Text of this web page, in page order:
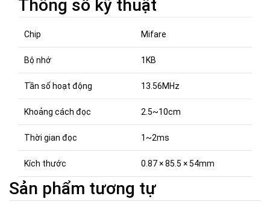
Thông số kỹ thuật
Chip Mifare
Bộ nhớ 1KB
Tần số hoạt động 13.56MHz
Khoảng cách đọc 2.5~10cm
Thời gian đọc 1~2ms
Kích thước 0.87 × 85.5 × 54mm
Sản phẩm tương tự